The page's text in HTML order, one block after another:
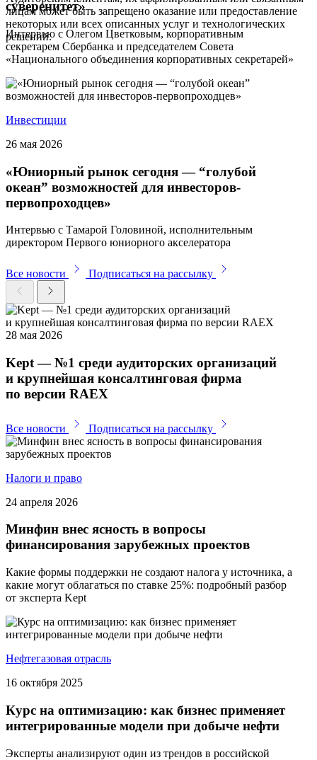
суверенитет»
Интервью с Олегом Цветковым, корпоративным
секретарем Сбербанка и председателем Совета
«Национального объединения корпоративных секретарей»
Инвестиции
26 мая 2026
«Юниорный рынок сегодня — “голубой
океан” возможностей для инвесторов-
первопроходцев»
Интервью с Тамарой Головиной, исполнительным
директором Первого юниорного акселератора
Все новости Подписаться на рассылку
28 мая 2026
Kept — №1 среди аудиторских организаций
и крупнейшая консалтинговая фирма
по версии RAEX
Все новости Подписаться на рассылку
Налоги и право
24 апреля 2026
Минфин внес ясность в вопросы
финансирования зарубежных проектов
Какие формы поддержки не создают налога у источника, а
какие могут облагаться по ставке 25%: подробный разбор
от эксперта Kept
Нефтегазовая отрасль
16 октября 2025
Курс на оптимизацию: как бизнес применяет
интегрированные модели при добыче нефти
Эксперты анализируют один из трендов в российской
лицам может быть запрещено оказание или предоставление
некоторых или всех описанных услуг и технологических
решений.